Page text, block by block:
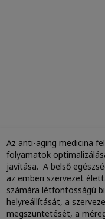
Az anti-aging medicina
folyamatok
javítása. A belső
az emberi szervezet
számára létfontosságú
helyreállítását, a
megszüntetését, a